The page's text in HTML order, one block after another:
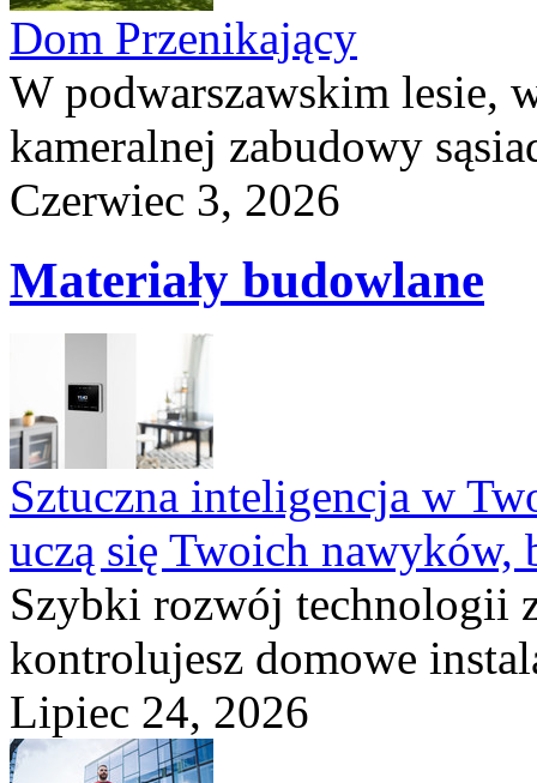
Dom Przenikający
W podwarszawskim lesie,
kameralnej zabudowy
Czerwiec 3, 2026
Materiały budowlane
Sztuczna inteligencja w
uczą się Twoich nawyków,
Szybki rozwój technologii
kontrolujesz domowe
Lipiec 24, 2026